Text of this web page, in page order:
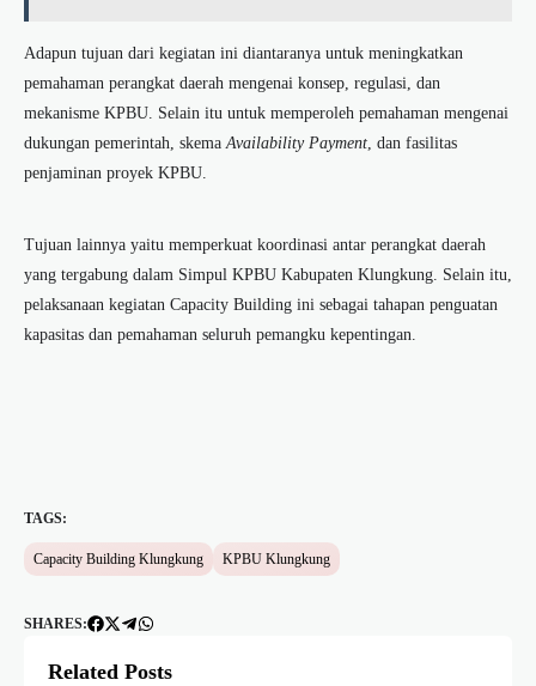
Adapun tujuan dari kegiatan ini diantaranya untuk meningkatkan
pemahaman perangkat daerah mengenai konsep, regulasi, dan
mekanisme KPBU. Selain itu untuk memperoleh pemahaman mengenai
dukungan pemerintah, skemaAvailability Payment, dan fasilitas
penjaminan proyek KPBU.
Tujuan lainnya yaitu memperkuat koordinasi antar perangkat daerah
yang tergabung dalam Simpul KPBU Kabupaten Klungkung. Selain itu,
pelaksanaan kegiatan Capacity Building ini sebagai tahapan penguatan
kapasitas dan pemahaman seluruh pemangku kepentingan.
TAGS:
Capacity Building Klungkung KPBU Klungkung
SHARES:
Related Posts